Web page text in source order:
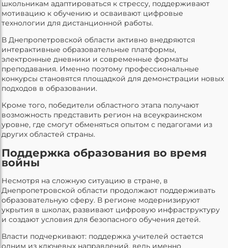
школьникам адаптироваться к стрессу, поддерживают
мотивацию к обучению и осваивают цифровые
технологии для дистанционной работы.
В Днепропетровской области активно внедряются
интерактивные образовательные платформы,
электронные дневники и современные форматы
преподавания. Именно поэтому профессиональные
конкурсы становятся площадкой для демонстрации новых
подходов в образовании.
Кроме того, победители областного этапа получают
возможность представить регион на всеукраинском
уровне, где смогут обменяться опытом с педагогами из
других областей страны.
Поддержка образования во время
войны
Несмотря на сложную ситуацию в стране, в
Днепропетровской области продолжают поддерживать
образовательную сферу. В регионе модернизируют
укрытия в школах, развивают цифровую инфраструктуру
и создают условия для безопасного обучения детей.
Власти подчеркивают: поддержка учителей остается
одним из ключевых направлений, ведь именно